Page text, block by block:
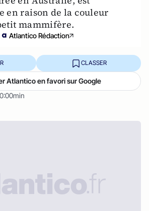
en raison de la couleur
mammifère.
Atlantico Rédaction
0:00min
CLASSER
Atlantico en favori sur Google